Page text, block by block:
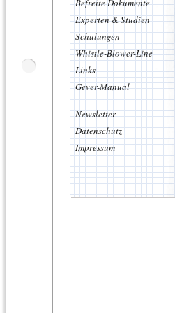
Befreite Dokumente
Experten & Studien
Schulungen
Whistle-Blower-Line
Links
Gever-Manual
Newsletter
Datenschutz
Impressum